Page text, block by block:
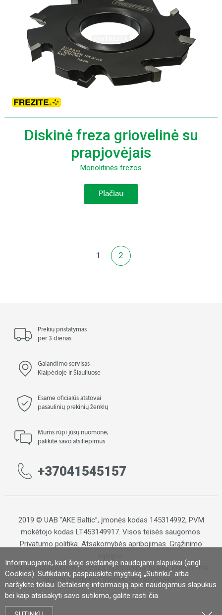
Informuojame, kad šioje svetainėje naudojami slapukai (angl.
Cookies). Sutikdami, paspauskite mygtuką „Sutinku“ arba
naršykite toliau. Detalesnę informaciją apie naudojamus slapukus
bei kaip atsisakyti savo sutikimo, galite rasti čia.
Diskinė freza griovelinė su
prapjovėjais
Monolitinės frezos
Plačiau
1 2
Prekių pristatymas
per 3 dienas
Galandimo servisas
Klaipėdoje ir Šiauliuose
Esame oficialūs atstovai
pasaulinių prekinių ženklų
Mums rūpi jūsų nuomonė,
palikite savo atsiliepimus
+37041545157
2019 © UAB “AKE Baltic”, įmonės kodas 145314992, PVM
mokėtojo kodas LT453149917. Visos teisės saugomos.
Privatumo politika. Atsakomybės apribojimas. Grąžinimo
Įrankių galandinimo servisas, pramoniniai pjūklai, pramoninia
grąžtai, medienos įrankiai, metalo įrankiai.
Svetainių talpinimas:
El. parduotuvių kūrimas: